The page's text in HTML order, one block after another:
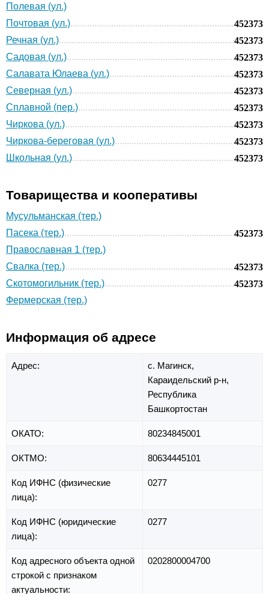
Полевая (ул.)
Почтовая (ул.)
452373
Речная (ул.)
452373
Садовая (ул.)
452373
Салавата Юлаева (ул.)
452373
Северная (ул.)
452373
Сплавной (пер.)
452373
Чиркова (ул.)
452373
Чиркова-береговая (ул.)
452373
Школьная (ул.)
452373
Товарищества и кооперативы
Мусульманская (тер.)
Пасека (тер.)
452373
Православная 1 (тер.)
Свалка (тер.)
452373
Скотомогильник (тер.)
452373
Фермерская (тер.)
Информация об адресе
Адрес:
с. Магинск,
Караидельский р-н,
Республика
Башкортостан
ОКАТО: 80234845001
ОКТМО: 80634445101
Код ИФНС (физические
лица):
0277
Код ИФНС (юридические
лица):
0277
Код адресного объекта одной
строкой с признаком
актуальности:
0202800004700